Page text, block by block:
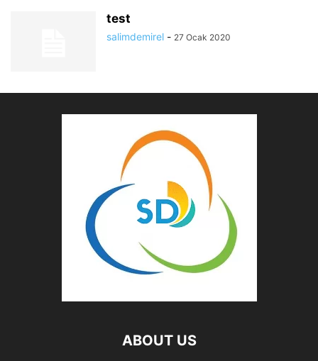
test
salimdemirel - 27 Ocak 2020
ABOUT US